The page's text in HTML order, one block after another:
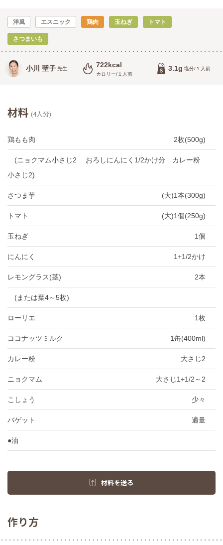
洋風 エスニック 鶏肉 玉ねぎ トマト
さつまいも
小川 聖子 先生 722kcal
カロリー/１人前
3.1g 塩分/１人前
材料 (4人分)
鶏もも肉 2枚(500g)
(ニョクマム小さじ2 おろしにんにく1/2かけ分 カレー粉
小さじ2)
さつま芋 (大)1本(300g)
トマト (大)1個(250g)
玉ねぎ 1個
にんにく 1+1/2かけ
レモングラス(茎) 2本
(または葉4～5枚)
ローリエ 1枚
ココナッツミルク 1缶(400ml)
カレー粉 大さじ2
ニョクマム 大さじ1+1/2～2
こしょう 少々
バゲット 適量
●油
材料を送る
作り方